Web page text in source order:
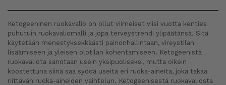
Ketogeeninen ruokavalio on ollut viimeiset viisi vuotta kenties
puhutuin ruokavaliomalli ja jopa terveystrendi ylipäätänsä. Sitä
käytetään menestyksekkäästi painonhallintaan, vireystilan
lisäämiseen ja yleisen olotilan kohentamiseen. Ketogeenistä
ruokavaliota sanotaan usein yksipuoliseksi, mutta oikein
koostettuna siinä saa syödä useita eri ruoka-aineita, joka takaa
riittävän ruoka-aineiden vaihtelun. Ketogeenisestä ruokavaliosta